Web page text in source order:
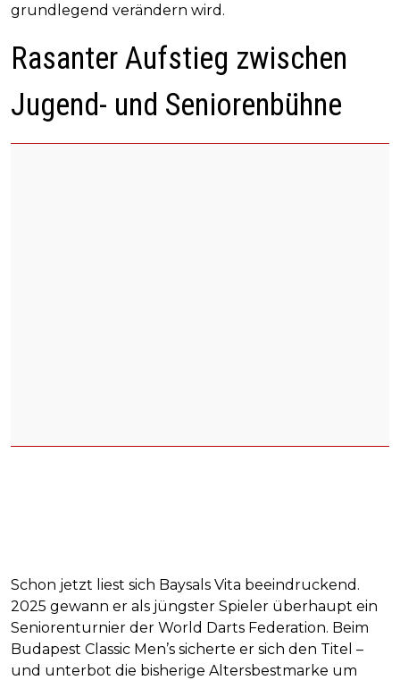
grundlegend verändern wird.
Rasanter Aufstieg zwischen
Jugend- und Seniorenbühne
Schon jetzt liest sich Baysals Vita beeindruckend.
2025 gewann er als jüngster Spieler überhaupt ein
Seniorenturnier der World Darts Federation. Beim
Budapest Classic Men’s sicherte er sich den Titel –
und unterbot die bisherige Altersbestmarke um